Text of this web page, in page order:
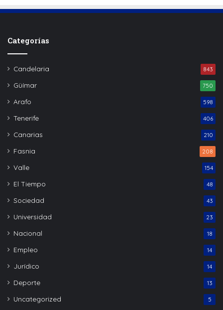
Categorías
Candelaria 843
Güímar 750
Arafo 598
Tenerife 406
Canarias 210
Fasnia 208
Valle 154
El Tiempo 48
Sociedad 43
Universidad 23
Nacional 18
Empleo 14
Jurídico 14
Deporte 13
Uncategorized 5